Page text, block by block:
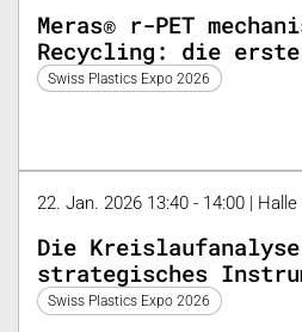
Meras® r-PET
Recycling: die
Möglichkeit, Ihren
Swiss Plastics Expo 2026
22. Jan. 2026 13:40 - 14:00 |
Die
strategisches
Unternehmen
Swiss Plastics Expo 2026